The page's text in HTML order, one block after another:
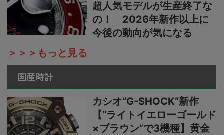
超人気モデルが生産終了な
の！ 2026年新作以上に
今後の動向が気になる
＞＞＞もっと見る
国産時計
カシオ“G-SHOCK”新作
【“ライトイエローゴールド
×ブラウン”で3機種】黄金